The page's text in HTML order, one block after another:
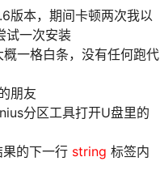
版本，期间卡顿两次我以
试一次安装
一格白条，没有任何跑代
朋友
分区工具打开U盘里的
果的下一行 string 标签内